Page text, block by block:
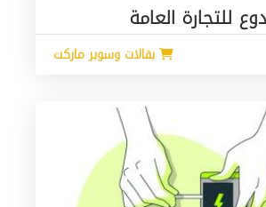
للتجارة العامة
بقالات وسوبر ماركت